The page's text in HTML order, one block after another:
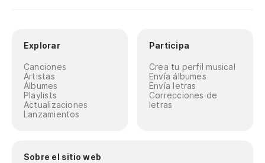
Explorar
Canciones
Artistas
Álbumes
Playlists
Actualizaciones
Lanzamientos
Participa
Crea tu perfil musical
Envía álbumes
Envía letras
Correcciones de
letras
Sobre el sitio web